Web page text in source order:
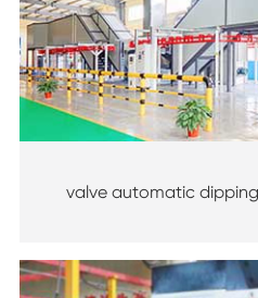
valve automatic